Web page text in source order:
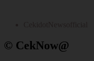
© CekNow@